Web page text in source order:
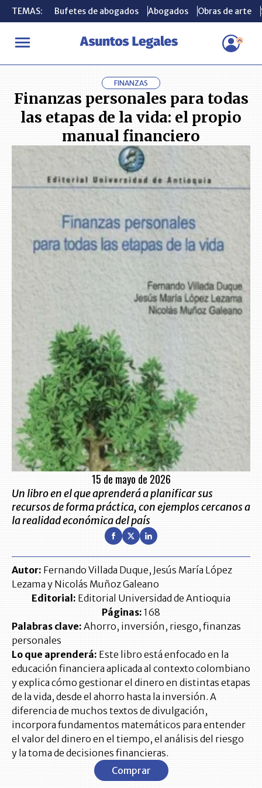
TEMAS: Bufetes de abogados Abogados Obras de arte
INICIO LIBROS Finanzas personales para todas las etapas de
TEMAS: Bufetes de abogados Abogados Obras de arte
FINANZAS
Finanzas personales para todas
las etapas de la vida: el propio
manual financiero
15 de mayo de 2026
Un libro en el que aprenderá a planificar sus
recursos de forma práctica, con ejemplos cercanos a
la realidad económica del país
Autor: Fernando Villada Duque, Jesús María López
Lezama y Nicolás Muñoz Galeano
Editorial: Editorial Universidad de Antioquia
Páginas: 168
Palabras clave: Ahorro, inversión, riesgo, finanzas
personales
Lo que aprenderá: Este libro está enfocado en la
educación financiera aplicada al contexto colombiano
y explica cómo gestionar el dinero en distintas etapas
de la vida, desde el ahorro hasta la inversión. A
diferencia de muchos textos de divulgación,
incorpora fundamentos matemáticos para entender
el valor del dinero en el tiempo, el análisis del riesgo
y la toma de decisiones financieras.
Comprar